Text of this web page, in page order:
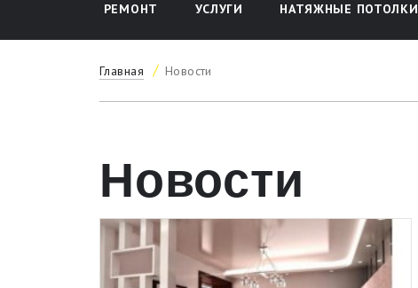
РЕМОНТ УСЛУГИ НАТЯЖНЫЕ ПОТОЛКИ
Главная Новости
Новости